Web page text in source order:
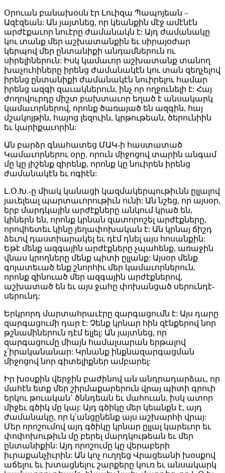
Օրուան բանախօսն էր Լուիզա Պապոյեան –
Ազէզեան: Ան յայտնեց, որ կեանքին մէջ ամէնէն
արժէքաւոր նուէրը ժամանակն է: Այդ ժամանակը
կու տանք մեր աշխատանքին եւ սիրայօժար
կերպով մեր ընտանիքի անդամներուն ու
սիրելիներուն: Իսկ կամաւոր աշխատանք տանող
խաչուհիները իրենց ժամանակէն կու տան զեղչելով
իրենց ընտանիքի ժամանակէն նուիրելու համար
իրենց ազգի զաւակներուն, ինչ որ ողջունելի է: Հայ
ժողովուրդը միշտ բախտաւոր եղած է անսակարկ
կամաւորներով, որոնք ծառայած են ազգին, հայ
մշակոյթին, հայոց լեզուին, կրթութեան, ծերունիին
եւ կարիքաւորին:
Ան բարձր գնահատեց ՄԱԿ-ի հաստատած
Կամաւորներու օրը, որուն միջոցով տարին անգամ
մը կը յիշենք զիրենք, որոնք կը նուիրեն իրենց
ժամանակէն եւ ոգիէն:
Լ.Օ.Խ.-ը միակ կանացի կազմակերպութիւնն ըլլալով
յաւելեալ պարտաւորութիւն ունի: Ան նշեց, որ այսօր,
երբ մարդկային արժէքները անկում կրած են,
կիներն են, որոնք կրնան զատորոշել արժէքները,
որովհետեւ կինը յեղափոխական է: Ան կրնայ ճիշդ
ձեւով դաստիարակել եւ դէմ դնել այս հոսանքին:
Եթէ մենք ազգային արժէքները չպահենք, առաջին
վնաս կրողները մենք պիտի ըլլանք: Այսօր մենք
գոյատեւած ենք շնորհիւ մեր կամաւորներուն,
որոնք զինուած մեր ազգային արժէքներով,
աշխատած են եւ այս ջահը փոխանցած սերունդէ-
սերունդ:
Երկրորդ մարտահրաւէրը զարգացումն է: Այս դարը
զարգացումի դար է: Չենք կրնար հին զէնքերով նոր
թշնամիներուն դէմ ելլել: Ան յայտնեց, որ
զարգացումը միայն համալսարան երթալով
չ՛իրականանար: Կրնանք ինքնազարգացման
միջոցով նոր գիտելիքներ ամբարել:
Իր խօսքին վերջին բաժինով ան անդրադարձաւ, որ
մահէն ետք մեր շիրմաքարերուն վրայ պիտի գրուի
երկու թուական` ծննդեան եւ մահուան, իսկ ատոր
միջեւ գծիկ մը կայ: Այդ գծիկը մեր կեանքն է, այդ
ժամանակը, որ կ՛անցընենք այս աշխարհի վրայ:
Մեր որոշումով այդ գծիկը կրնար ըլլալ կարեւոր եւ
փոփոխութիւն մը բերել մարդկութեան եւ մեր
ընտանիքին: Այդ որոշումը կը վերաբերի
իւրաքանչիւրին: Ան կոչ ուղղեց Վրացեանի խօսքով
աճելու եւ խտացնելու շարքերը կուռ եւ անսակարկ